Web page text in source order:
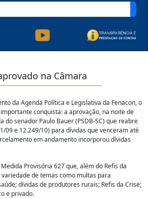
na Câmara
da Agenda Política e Legislativa da Fenacon, o
conquista: a aprovação, na noite de
do senador Paulo Bauer (PSDB-SC) que reabre
09 e 12.249/10) para dívidas que venceram até
em andamento incorporou dívidas
Provisória 627 que, além do Refis da
de temas como multas para
dívidas de produtores rurais; Refis da Crise;
e privado.